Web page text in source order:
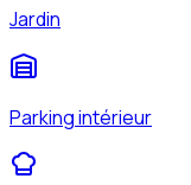
Jardin
Parking intérieur